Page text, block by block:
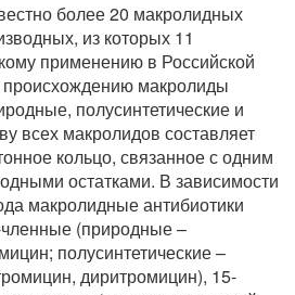
более 20 макролидных
из которых 11
применению в Российской
макролиды
полусинтетические и
всех макролидов составляет
кольцо, связанное с одним
остатками. В зависимости
макролидные антибиотики
(природные –
полусинтетические –
диритромицин), 15-